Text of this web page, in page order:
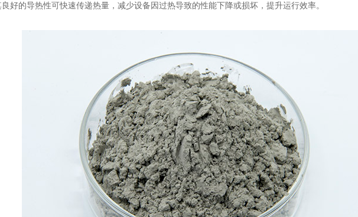
的导热性可快速传递热量，减少设备因过热导致的性能下降或损坏，提升运行效率。